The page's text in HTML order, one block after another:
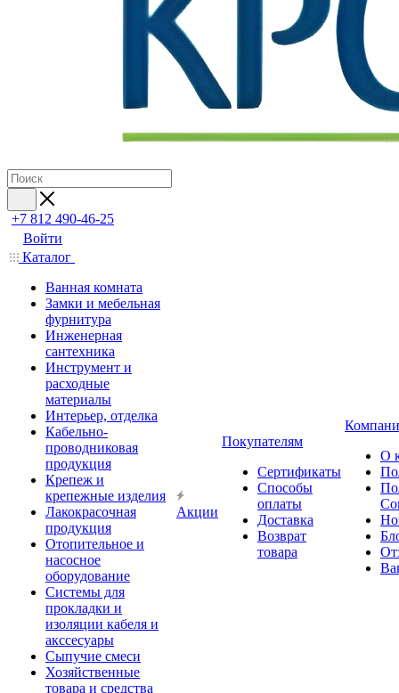
+7 812 490-46-25
Войти
Каталог
Ванная комната
Замки и мебельная
фурнитура
Инженерная
сантехника
Инструмент и
расходные
материалы
Интерьер, отделка
Кабельно-
проводниковая
продукция
Крепеж и
крепежные изделия
Лакокрасочная
продукция
Отопительное и
насосное
оборудование
Системы для
прокладки и
изоляции кабеля и
акссесуары
Сыпучие смеси
Хозяйственные
товара и средства
Акции
Покупателям
Сертификаты
Способы
оплаты
Доставка
Возврат
товара
О